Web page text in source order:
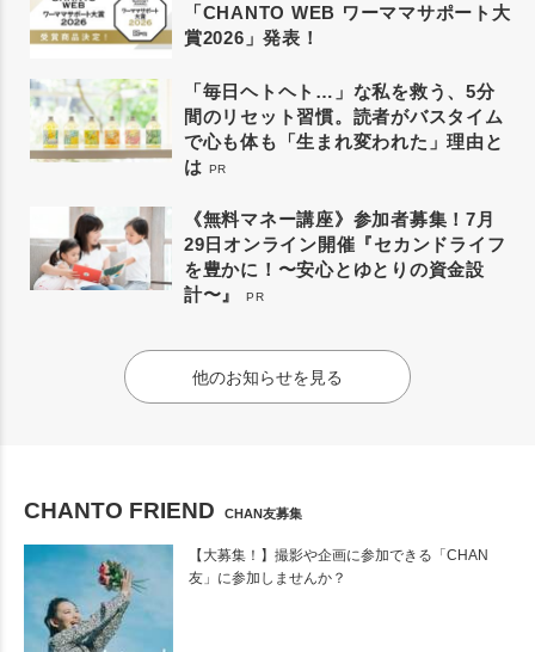
「CHANTO WEB ワーママサポート大
賞2026」発表！
「毎日ヘトヘト…」な私を救う、5分
間のリセット習慣。読者がバスタイム
で心も体も「生まれ変われた」理由と
は PR
《無料マネー講座》参加者募集！7月
29日オンライン開催『セカンドライフ
を豊かに！〜安心とゆとりの資金設
計〜』
PR
他のお知らせを見る
CHANTO FRIEND CHAN友募集
【大募集！】撮影や企画に参加できる「CHAN
友」に参加しませんか？